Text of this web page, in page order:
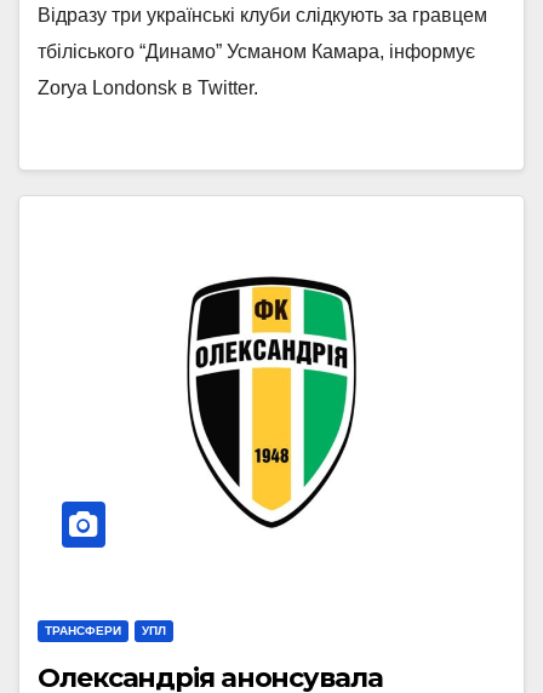
Відразу три українські клуби слідкують за гравцем
тбіліського “Динамо” Усманом Камара, інформує
Zorya Londonsk в Twitter.
ТРАНСФЕРИ УПЛ
Олександрія анонсувала